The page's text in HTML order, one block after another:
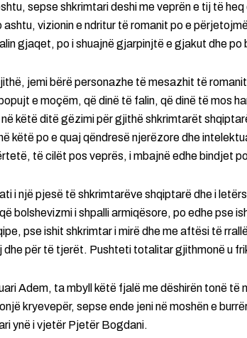
sepse shkrimtari deshi me veprën e tij të
vizionin e ndritur të romanit po e
gjaqet, po i shuajnë gjarpinjtë e gjakut dhe po
jemi bërë personazhe të mesazhit të
e moçëm, që dinë të falin, që dinë të mos
këtë ditë gëzimi për gjithë shkrimtarët
këtë po e quaj qëndresë njerëzore dhe
të cilët pos veprës, i mbajnë edhe bindjet
i një pjesë të shkrimtarëve shqiptarë dhe i
bolshevizmi i shpalli armiqësore, po edhe pse
pse ishit shkrimtar i mirë dhe me aftësi të
dhe për të tjerët. Pushteti totalitar gjithmonë u
Adem, ta mbyll këtë fjalë me dëshirën tonë të
kryevepër, sepse ende jeni në moshën e
ynë i vjetër Pjetër Bogdani.